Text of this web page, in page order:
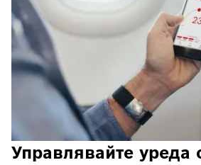
Управлявайте уреда